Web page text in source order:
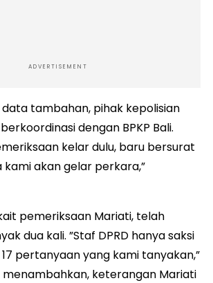
ADVERTISEMENT
data tambahan, pihak kepolisian
dengan BPKP Bali.
kelar dulu, baru bersurat
kami akan gelar perkara,”
pemeriksaan Mariati, telah
dua kali. ”Staf DPRD hanya saksi
pertanyaan yang kami tanyakan,”
keterangan Mariati